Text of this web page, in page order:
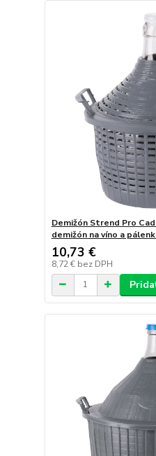
Demižón Strend Pro
demižón na víno a
10,73 €
8,72 € bez DPH